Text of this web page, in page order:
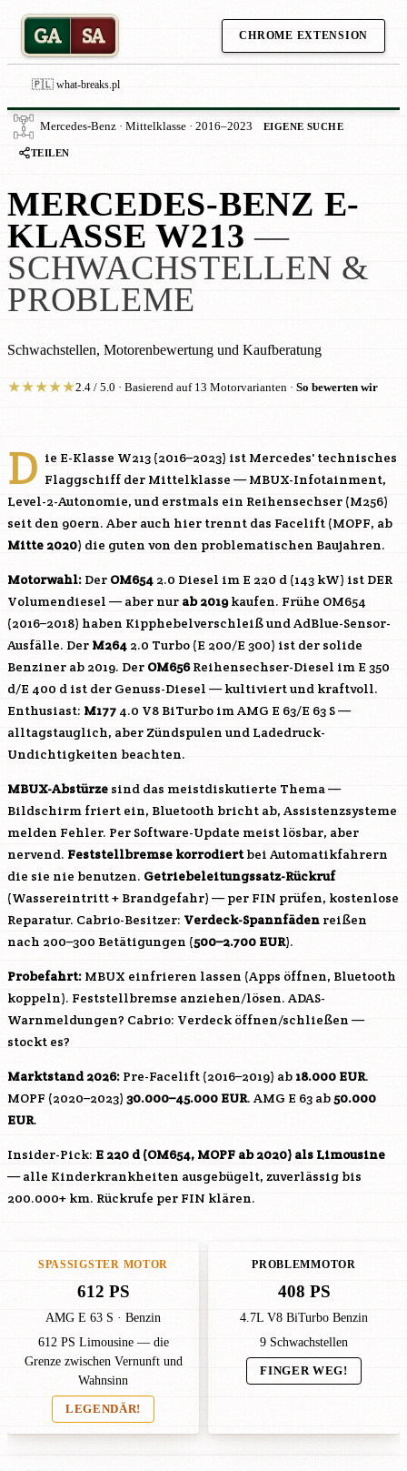
GA SA CHROME EXTENSION
🇵🇱 what-breaks.pl
Mercedes-Benz · Mittelklasse · 2016–2023 EIGENE SUCHE
TEILEN
MERCEDES-BENZ E-
KLASSE W213 —
SCHWACHSTELLEN &
PROBLEME
Schwachstellen, Motorenbewertung und Kaufberatung
★★★★★2.4 / 5.0 · Basierend auf 13 Motorvarianten · So bewerten wir
D ie E-Klasse W213 (2016–2023) ist Mercedes' technisches
Flaggschiff der Mittelklasse — MBUX-Infotainment,
Level-2-Autonomie, und erstmals ein Reihensechser (M256)
seit den 90ern. Aber auch hier trennt das Facelift (MOPF, ab
Mitte 2020) die guten von den problematischen Baujahren.
Motorwahl: Der OM654 2.0 Diesel im E 220 d (143 kW) ist DER
Volumendiesel — aber nur ab 2019kaufen. Frühe OM654
(2016–2018) haben Kipphebelverschleiß und AdBlue-Sensor-
Ausfälle. Der M264 2.0 Turbo (E 200/E 300) ist der solide
Benziner ab 2019. Der OM656Reihensechser-Diesel im E 350
d/E 400 d ist der Genuss-Diesel — kultiviert und kraftvoll.
Enthusiast: M177 4.0 V8 BiTurbo im AMG E 63/E 63 S —
alltagstauglich, aber Zündspulen und Ladedruck-
Undichtigkeiten beachten.
MBUX-Abstürze sind das meistdiskutierte Thema —
Bildschirm friert ein, Bluetooth bricht ab, Assistenzsysteme
melden Fehler. Per Software-Update meist lösbar, aber
nervend. Feststellbremse korrodiertbei Automatikfahrern
die sie nie benutzen. Getriebeleitungssatz-Rückruf
(Wassereintritt + Brandgefahr) — per FIN prüfen, kostenlose
Reparatur. Cabrio-Besitzer: Verdeck-Spannfäden reißen
nach 200–300 Betätigungen (500–2.700 EUR).
Probefahrt: MBUX einfrieren lassen (Apps öffnen, Bluetooth
koppeln). Feststellbremse anziehen/lösen. ADAS-
Warnmeldungen? Cabrio: Verdeck öffnen/schließen —
stockt es?
Marktstand 2026: Pre-Facelift (2016–2019) ab 18.000 EUR.
MOPF (2020–2023) 30.000–45.000 EUR. AMG E 63 ab50.000
EUR.
Insider-Pick: E 220 d (OM654, MOPF ab 2020) als Limousine
— alle Kinderkrankheiten ausgebügelt, zuverlässig bis
200.000+ km. Rückrufe per FIN klären.
SPASSIGSTER MOTOR
612 PS
AMG E 63 S · Benzin
612 PS Limousine — die
Grenze zwischen Vernunft und
Wahnsinn
LEGENDÄR!
PROBLEMMOTOR
408 PS
4.7L V8 BiTurbo Benzin
9 Schwachstellen
FINGER WEG!